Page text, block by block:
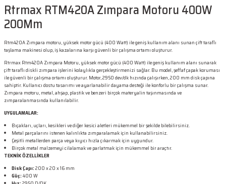
Rtrmax RTM420A Zımpara Motoru 400W
200Mm
Rtm420A Zımpara motoru, yüksek motor gücü (400 Watt) ile geniş kullanım alanı sunan çift taraflı
taşlama makinesi olup, iş kazalarına karşı güvenli bir çalışma ortamı oluşturur.
Rtrmax Rtm420A Zımpara Motoru, yüksek motor gücü (400 Watt) ile geniş kullanım alanı sunarak
çift taraflı diskli zımpara işlerini kolaylıkla gerçekleştirmenizi sağlar. Bu model, şeffaf çapak koruması
ile güvenli bir çalışma ortamı oluşturur. Motor, 2950 dev/dk hızında çalışırken, 200 mm disk çapına
sahiptir. Kullanıcı dostu tasarımı ve ayarlanabilir dayama desteği ile konforlu bir çalışma sunar.
Zımpara motoru, metal, ahşap, plastik ve benzeri birçok materyalin taşınmasında ve
zımparalanmasında kullanılabilir.
UYGULAMALAR:
Bıçakları, uçları, kesikleri ve diğer kesici aletleri mükemmel bir şekilde bilebilirsiniz.
Metal parçalarını istenen kalınlıkta zımparalamak için kullanabilirsiniz.
Çeşitli metallerden parça veya kıyıcı hızla çıkarmak için uygundur.
Birçok metal malzemeyi cilalamak ve parlatmak için mükemmel bir araçtır.
TEKNİK ÖZELLİKLER
Disk Çapı:200 x 20 x 16 mm
Güç:400 W